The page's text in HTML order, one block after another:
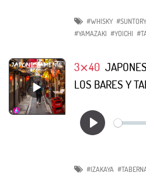
#WHISKY
#YAMAZAKI #YOICHI
3⨯40
LOS BARES Y
#IZAKAYA